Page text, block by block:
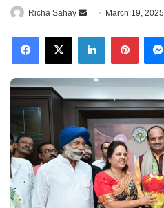
Richa Sahay
n
d
a
n
e
m
a
i
March 19, 2025
X